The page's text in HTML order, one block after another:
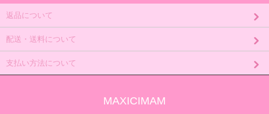
返品について
配送・送料について
支払い方法について
MAXICIMAM